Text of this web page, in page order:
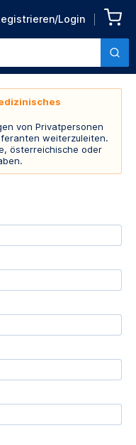
Login
von Privatpersonen
weiterzuleiten.
österreichische oder